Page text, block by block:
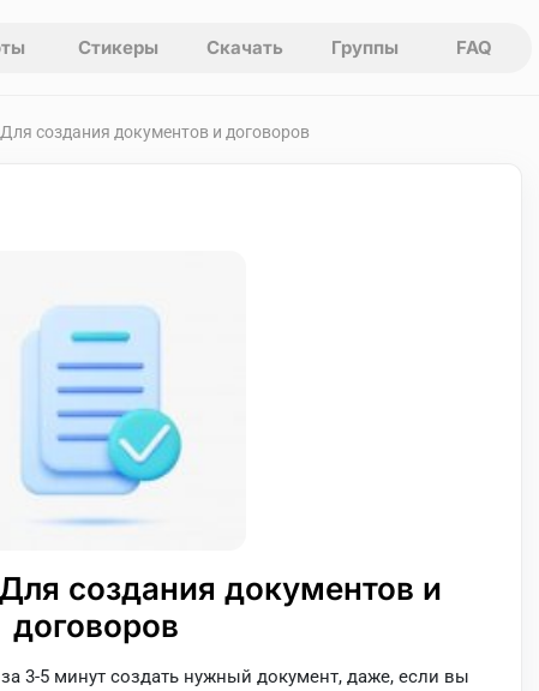
Стикеры Скачать Группы FAQ
создания документов и договоров
создания документов и
договоров
3-5 минут создать нужный документ, даже, если вы